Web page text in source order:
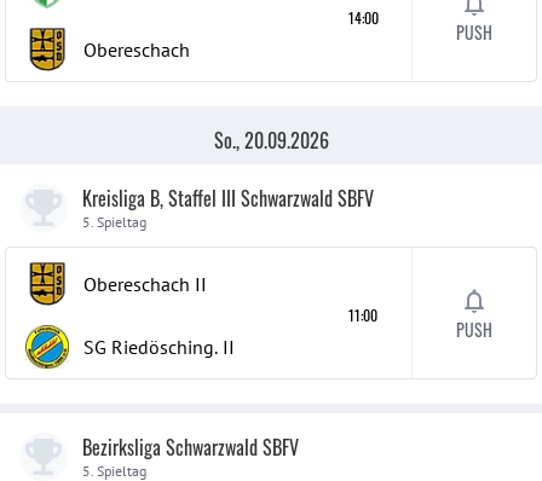
Obereschach
14:00
PUSH
So., 20.09.2026
Kreisliga B, Staffel III Schwarzwald SBFV
5. Spieltag
Obereschach II
SG Riedösching. II
11:00
PUSH
Bezirksliga Schwarzwald SBFV
5. Spieltag